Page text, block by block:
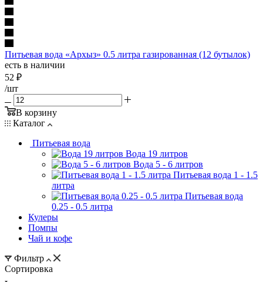
Питьевая вода «Архыз» 0.5 литра газированная (12 бутылок)
есть в наличии
52 ₽
/шт
В корзину
Каталог
Питьевая вода
Вода 19 литров
Вода 5 - 6 литров
Питьевая вода 1 - 1.5
литра
Питьевая вода
0.25 - 0.5 литра
Кулеры
Помпы
Чай и кофе
Фильтр
Сортировка